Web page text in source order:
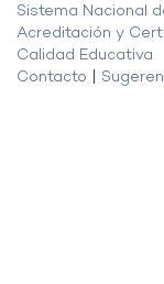
Sistema Nacional
Acreditación y
Calidad Educativa
Contacto